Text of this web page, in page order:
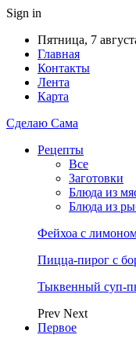
Sign in
Пятница, 7
Главная
Контакты
Лента
Карта
Сделаю Сама
Рецепты
Все
Заготовки
Блюда из
Блюда из
Фейхоа с
Пицца-пирог с
Тыквенный суп-
Prev Next
Первое